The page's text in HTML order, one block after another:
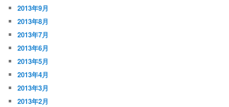
2013年9月
2013年8月
2013年7月
2013年6月
2013年5月
2013年4月
2013年3月
2013年2月